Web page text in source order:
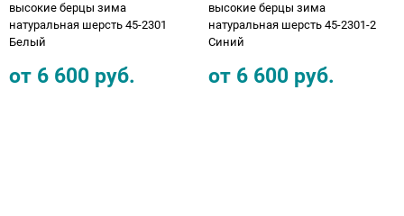
высокие берцы зима
натуральная шерсть 45-2301
Белый
от 6 600 руб.
высокие берцы зима
натуральная шерсть 45-2301-2
Синий
от 6 600 руб.